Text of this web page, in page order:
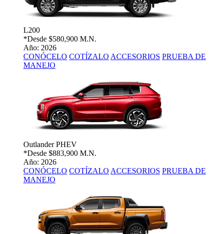
L200
*Desde $580,900 M.N.
Año: 2026
CONÓCELO COTÍZALO ACCESORIOS PRUEBA DE
MANEJO
Outlander PHEV
*Desde $883,900 M.N.
Año: 2026
CONÓCELO COTÍZALO ACCESORIOS PRUEBA DE
MANEJO